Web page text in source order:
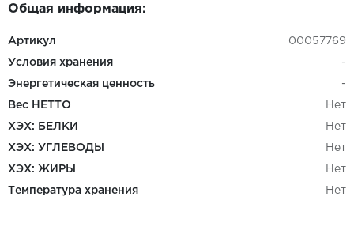
Общая информация:
Артикул 00057769
Условия хранения -
Энергетическая ценность -
Вес НЕТТО Нет
ХЭХ: БЕЛКИ Нет
ХЭХ: УГЛЕВОДЫ Нет
ХЭХ: ЖИРЫ Нет
Температура хранения Нет